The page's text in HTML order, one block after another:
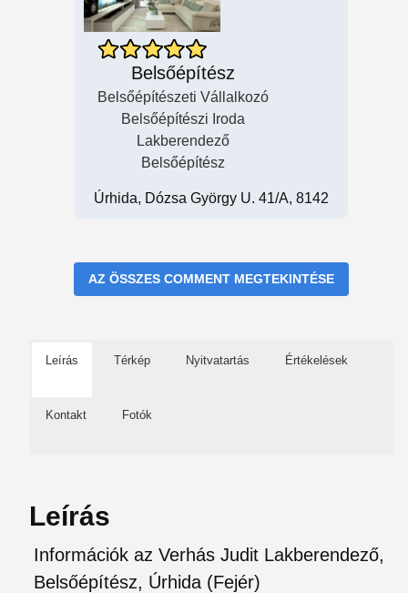
Belsőépítész
Belsőépítészeti Vállalkozó
Belsőépítészi Iroda
Lakberendező
Belsőépítész
Úrhida, Dózsa György U. 41/A, 8142
AZ ÖSSZES COMMENT MEGTEKINTÉSE
Leírás Térkép Nyitvatartás Értékelések
Kontakt Fotók
Leírás
Információk az Verhás Judit Lakberendező,
Belsőépítész, Úrhida (Fejér)